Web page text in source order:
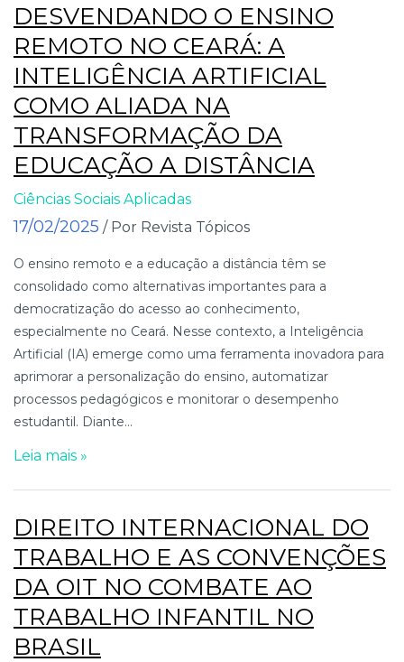
DESVENDANDO O ENSINO
REMOTO NO CEARÁ: A
INTELIGÊNCIA ARTIFICIAL
COMO ALIADA NA
TRANSFORMAÇÃO DA
EDUCAÇÃO A DISTÂNCIA
Ciências Sociais Aplicadas
17/02/2025 / Por Revista Tópicos
O ensino remoto e a educação a distância têm se
consolidado como alternativas importantes para a
democratização do acesso ao conhecimento,
especialmente no Ceará. Nesse contexto, a Inteligência
Artificial (IA) emerge como uma ferramenta inovadora para
aprimorar a personalização do ensino, automatizar
processos pedagógicos e monitorar o desempenho
estudantil. Diante...
Leia mais »
DIREITO INTERNACIONAL DO
TRABALHO E AS CONVENÇÕES
DA OIT NO COMBATE AO
TRABALHO INFANTIL NO
BRASIL